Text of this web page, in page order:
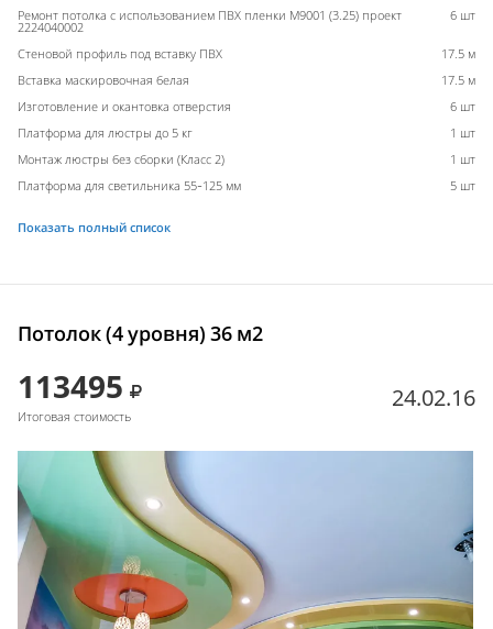
Ремонт потолка с использованием ПВХ пленки M9001 (3.25) проект
2224040002
6 шт
Стеновой профиль под вставку ПВХ
17.5 м
Вставка маскировочная белая
17.5 м
Изготовление и окантовка отверстия
6 шт
Платформа для люстры до 5 кг
1 шт
Монтаж люстры без сборки (Класс 2)
1 шт
Платформа для светильника 55-125 мм
5 шт
Показать полный список
Потолок (4 уровня) 36 м2
113495
Итоговая стоимость
24.02.16